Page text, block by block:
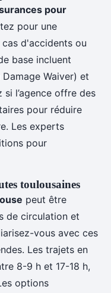
pour
pour une
d'accidents ou
base incluent
Waiver) et
l’agence offre des
pour réduire
Les experts
pour
toulousaines
peut être
de circulation et
vous avec ces
Les trajets en
8-9 h et 17-18 h,
options